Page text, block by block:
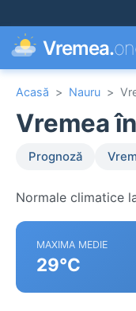
Vremea.
Acasă > Nauru >
Vremea
Prognoză
Normale climatice
MAXIMA MEDIE
29°C